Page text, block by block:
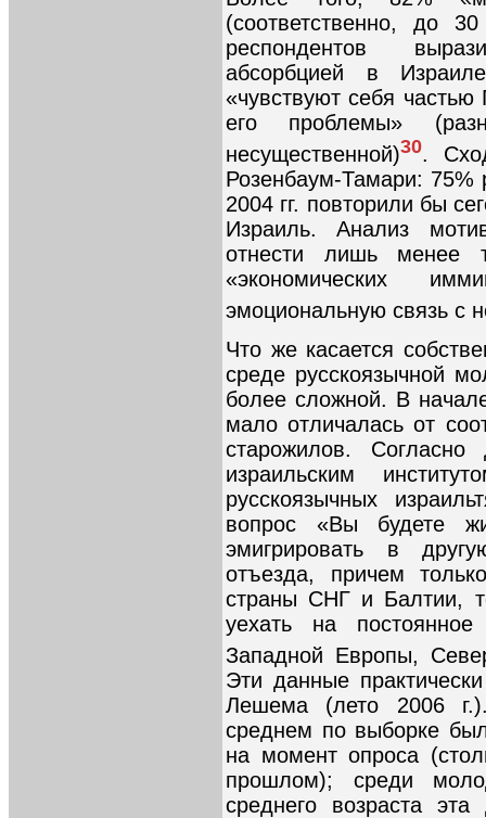
(соответственно, до
респондентов
абсорбцией в
«чувствуют себя
его проблемы»
несущественной)30.
Розенбаум-Тамари:
2004 гг. повторили бы
Израиль. Анализ
отнести лишь менее
«экономических
эмоциональную связь с
Что же касается
среде русскоязычной
более сложной. В
мало отличалась от
старожилов.
израильским
русскоязычных
вопрос «Вы будете
эмигрировать в
отъезда, причем
страны СНГ и Балтии,
уехать на
Западной Европы,
Эти данные
Лешема (лето 2006
среднем по выборке
на момент опроса
прошлом); среди
среднего возраста